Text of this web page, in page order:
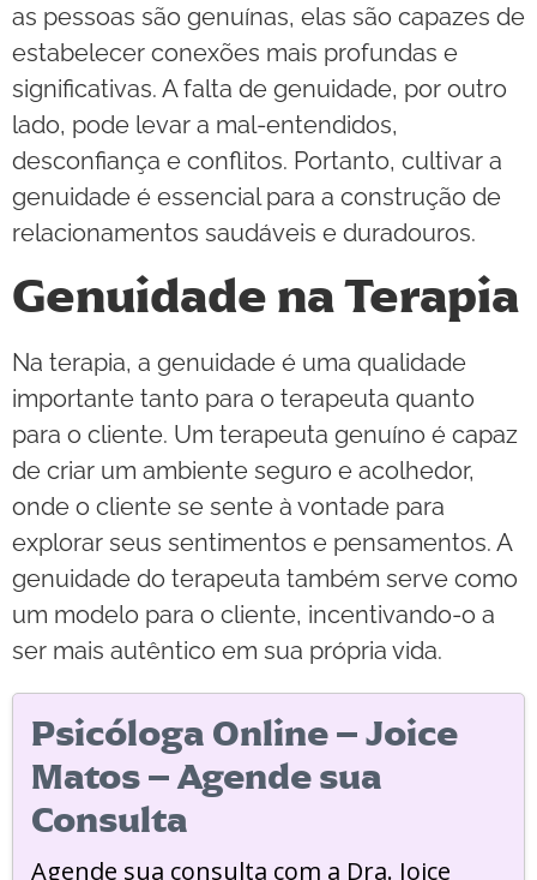
as pessoas são genuínas, elas são capazes de
estabelecer conexões mais profundas e
significativas. A falta de genuidade, por outro
lado, pode levar a mal-entendidos,
desconfiança e conflitos. Portanto, cultivar a
genuidade é essencial para a construção de
relacionamentos saudáveis e duradouros.
Genuidade na Terapia
Na terapia, a genuidade é uma qualidade
importante tanto para o terapeuta quanto
para o cliente. Um terapeuta genuíno é capaz
de criar um ambiente seguro e acolhedor,
onde o cliente se sente à vontade para
explorar seus sentimentos e pensamentos. A
genuidade do terapeuta também serve como
um modelo para o cliente, incentivando-o a
ser mais autêntico em sua própria vida.
Psicóloga Online – Joice
Matos – Agende sua
Consulta
Agende sua consulta com a Dra. Joice